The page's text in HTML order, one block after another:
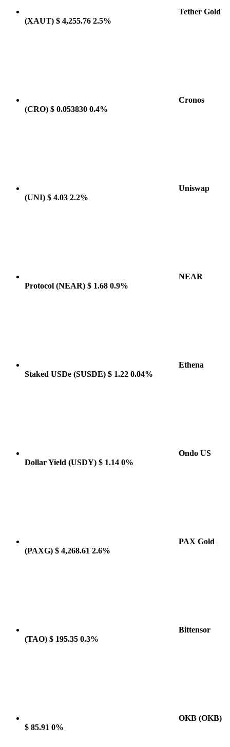
Tether Gold
(XAUT) $ 4,255.76 2.5%
Cronos
(CRO) $ 0.053830 0.4%
Uniswap
(UNI) $ 4.03 2.2%
NEAR
Protocol (NEAR) $ 1.68 0.9%
Ethena
Staked USDe (SUSDE) $ 1.22 0.04%
Ondo US
Dollar Yield (USDY) $ 1.14 0%
PAX Gold
(PAXG) $ 4,268.61 2.6%
Bittensor
(TAO) $ 195.35 0.3%
OKB (OKB)
$ 85.91 0%